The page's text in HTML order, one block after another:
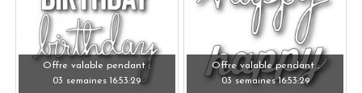
Offre valable pendant :
03 semaines 16:53:28
Offre valable pendant :
03 semaines 16:53:28